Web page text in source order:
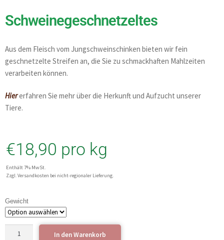
Schweinegeschnetzeltes
Aus dem Fleisch vom Jungschweinschinken bieten wir fein
geschnetzelte Streifen an, die Sie zu schmackhaften Mahlzeiten
verarbeiten können.
Hiererfahren Sie mehr über die Herkunft und Aufzucht unserer
Tiere.
€18,90 pro kg
Enthält 7% MwSt.
Zzgl. Versandkosten bei nicht-regionaler Lieferung.
Gewicht
In den Warenkorb